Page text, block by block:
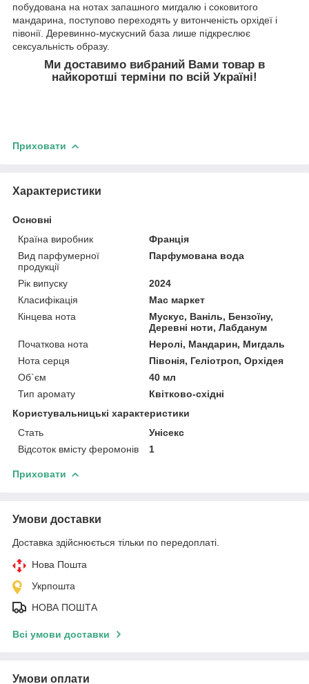
побудована на нотах запашного мигдалю і соковитого
мандарина, поступово переходять у витонченість орхідеї і
півонії. Деревинно-мускусний база лише підкреслює
сексуальність образу.
Ми доставимо вибраний Вами товар в
найкоротші терміни по всій Україні!
Приховати
Характеристики
Основні
Країна виробник
Франція
Вид парфумерної
продукції
Парфумована вода
Рік випуску
2024
Класифікація
Мас маркет
Кінцева нота
Мускус, Ваніль, Бензоїну,
Деревні ноти, Лабданум
Початкова нота
Неролі, Мандарин, Мигдаль
Нота серця
Півонія, Геліотроп, Орхідея
Об`єм
40 мл
Тип аромату
Квітково-східні
Користувальницькі характеристики
Стать
Унісекс
Відсоток вмісту феромонів
1
Приховати
Умови доставки
Доставка здійснюється тільки по передоплаті.
Нова Пошта
Укрпошта
НОВА ПОШТА
Всі умови доставки
Умови оплати